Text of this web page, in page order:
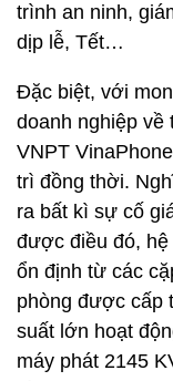
trình an ninh,
dịp lễ, Tết…
Đặc biệt, với
doanh nghiệp về
VNPT
trì đồng thời.
ra bất kì sự cố
được điều đó,
ổn định từ các
phòng được cấp
suất lớn hoạt
máy phát 2145